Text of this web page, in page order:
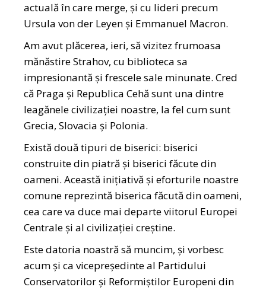
actuală în care merge, și cu lideri precum
Ursula von der Leyen și Emmanuel Macron.
Am avut plăcerea, ieri, să vizitez frumoasa
mănăstire Strahov, cu biblioteca sa
impresionantă și frescele sale minunate. Cred
că Praga și Republica Cehă sunt una dintre
leagănele civilizației noastre, la fel cum sunt
Grecia, Slovacia și Polonia.
Există două tipuri de biserici: biserici
construite din piatră și biserici făcute din
oameni. Această inițiativă și eforturile noastre
comune reprezintă biserica făcută din oameni,
cea care va duce mai departe viitorul Europei
Centrale și al civilizației creștine.
Este datoria noastră să muncim, și vorbesc
acum și ca vicepreședinte al Partidului
Conservatorilor și Reformiștilor Europeni din